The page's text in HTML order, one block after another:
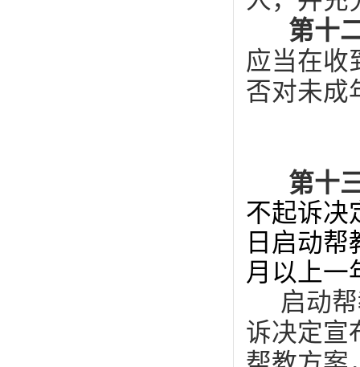
第十
应当在收
否对未成
第十
不起诉决
日启动帮
月以上一
启动
诉决定宣